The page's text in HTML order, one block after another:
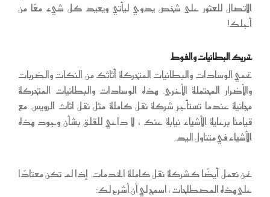
الاتصال للعثور على شخص يدوي ليأتي ويعيد كل شيء معًا من
أجلك!
تحريك البطانيات والفوط
تحمي الوسادات والبطانيات المتحركة أثاثك من النكات والضربات
والأضرار المحتملة الأخرى. هذه الوسادات والبطانيات المتحركة
مجانية عندما تستأجر شركة نقل كاملة مثل نقل اثاث الرويس. مع
قيامنا برعاية الأشياء نيابة عنك ، لا داعي للقلق بشأن وجود هذه
الأشياء في متناول اليد.
نحن نعمل أيضًا كشركة نقل كاملة الخدمات. إذا لم تكن معتادًا
على هذه المصطلحات ، اسمح لي أن أشرح لك: